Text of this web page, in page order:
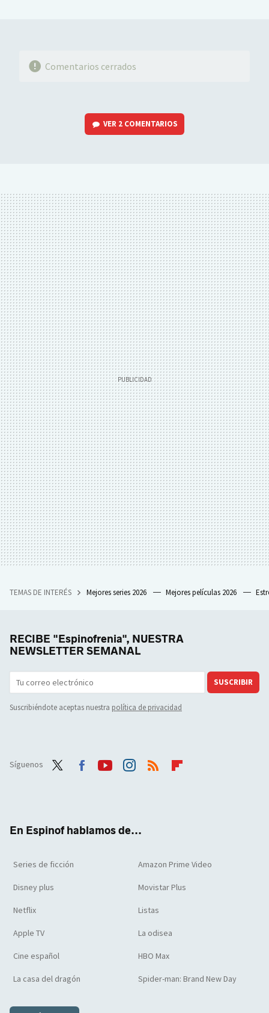
Comentarios cerrados
VER 2 COMENTARIOS
TEMAS DE INTERÉS Mejores series 2026 Mejores películas 2026
RECIBE "Espinofrenia", NUESTRA
NEWSLETTER SEMANAL
SUSCRIBIR
Suscribiéndote aceptas nuestra política de privacidad
Síguenos
En Espinof hablamos de...
Series de ficción Amazon Prime Video
Disney plus Movistar Plus
Netflix Listas
Apple TV La odisea
Cine español HBO Max
La casa del dragón Spider-man: Brand New Day